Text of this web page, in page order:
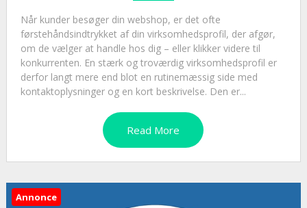
Når kunder besøger din webshop, er det ofte
førstehåndsindtrykket af din virksomhedsprofil, der afgør,
om de vælger at handle hos dig – eller klikker videre til
konkurrenten. En stærk og troværdig virksomhedsprofil er
derfor langt mere end blot en rutinemæssig side med
kontaktoplysninger og en kort beskrivelse. Den er...
Read More
Annonce